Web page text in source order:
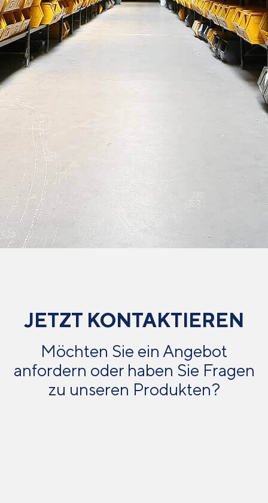
JETZT KONTAKTIEREN
Möchten Sie ein Angebot
anfordern oder haben Sie Fragen
zu unseren Produkten?